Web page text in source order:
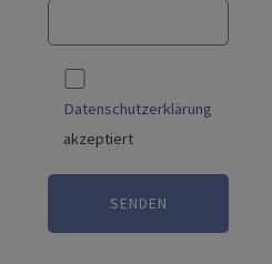
Datenschutzerklärung
akzeptiert